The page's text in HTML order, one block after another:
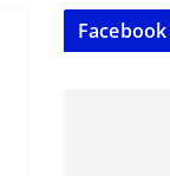
Facebook